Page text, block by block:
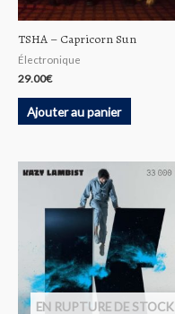
TSHA – Capricorn Sun
Électronique
29.00€
Ajouter au panier
EN RUPTURE DE STOCK